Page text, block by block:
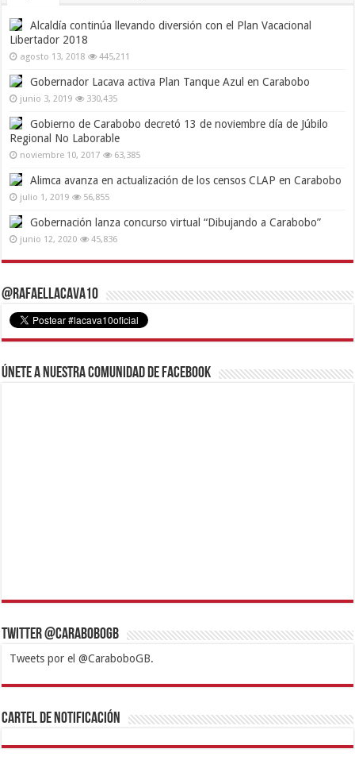
Alcaldía continúa llevando diversión con el Plan Vacacional
Libertador 2018
agosto 13, 2018 445,211
Gobernador Lacava activa Plan Tanque Azul en Carabobo
junio 3, 2019 330,435
Gobierno de Carabobo decretó 13 de noviembre día de Júbilo
Regional No Laborable
noviembre 10, 2017 63,385
Alimca avanza en actualización de los censos CLAP en Carabobo
julio 1, 2019 56,855
Gobernación lanza concurso virtual “Dibujando a Carabobo”
junio 12, 2020 45,836
@RafaelLacava10
Únete a nuestra comunidad de Facebook
Twitter @CaraboboGB
Tweets por el @CaraboboGB.
1xbetBetturkeyBetistKralbetSupertotobetTipobetMatadorbetMariobet
https://mvbcasino.com/
Cartel de Notificación